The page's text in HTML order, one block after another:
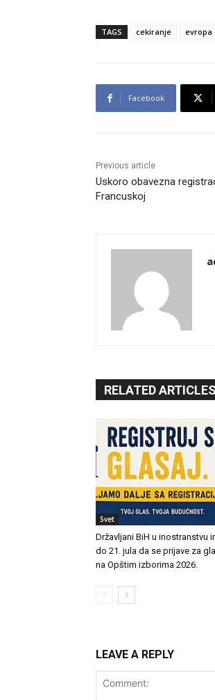
TAGS cekiranje evropa
Facebook
Previous article
Uskoro obavezna
Francuskoj
RELATED ARTICLES
Svet
Državljani BiH u inostranstvu
do 21. jula da se prijave za
na Opštim izborima 2026.
LEAVE A REPLY